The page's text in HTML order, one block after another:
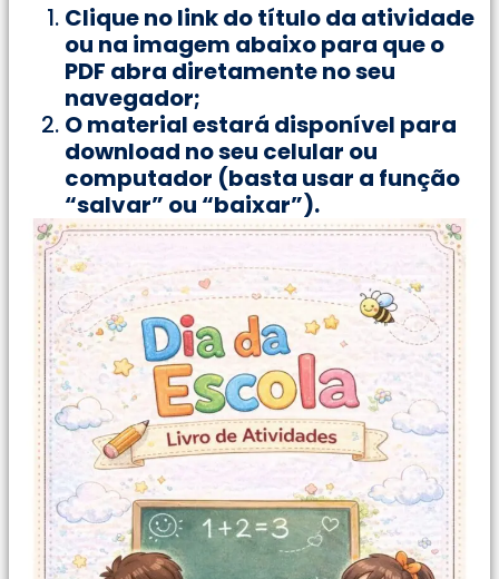
Clique no link do título da atividade
ou na imagem abaixo para que o
PDF abra diretamente no seu
navegador;
O material estará disponível para
download no seu celular ou
computador (basta usar a função
“salvar” ou “baixar”).